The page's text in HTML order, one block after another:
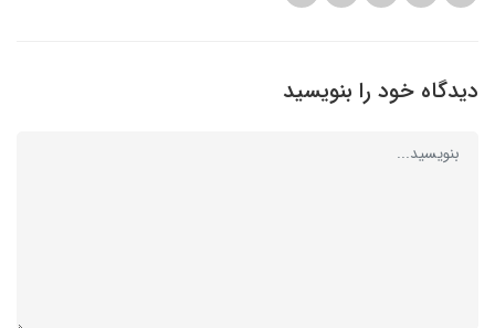
دیدگاه خود را بنویسید